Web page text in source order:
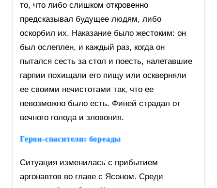
то, что либо слишком откровенно
предсказывал будущее людям, либо
оскорбил их. Наказание было жестоким: он
был ослеплен, и каждый раз, когда он
пытался сесть за стол и поесть, налетавшие
гарпии похищали его пищу или оскверняли
ее своими нечистотами так, что ее
невозможно было есть. Финей страдал от
вечного голода и зловония.
Герои-спасители: бореады
Ситуация изменилась с прибытием
аргонавтов во главе с Ясоном. Среди